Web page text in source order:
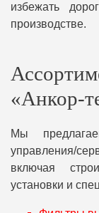
избежать
производстве.
«Анкор-
Мы
управления/
включая
установки и